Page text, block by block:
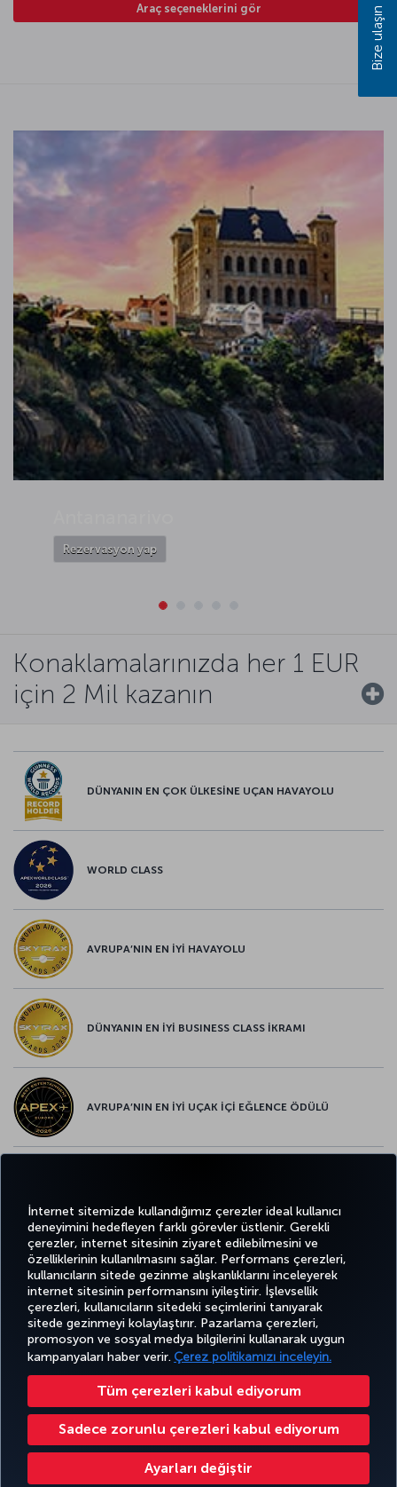
İnternet sitemizde kullandığımız çerezler ideal kullanıcı
deneyimini hedefleyen farklı görevler üstlenir. Gerekli
çerezler, internet sitesinin ziyaret edilebilmesini ve
özelliklerinin kullanılmasını sağlar. Performans çerezleri,
kullanıcıların sitede gezinme alışkanlıklarını inceleyerek
internet sitesinin performansını iyileştirir. İşlevsellik
çerezleri, kullanıcıların sitedeki seçimlerini tanıyarak
sitede gezinmeyi kolaylaştırır. Pazarlama çerezleri,
promosyon ve sosyal medya bilgilerini kullanarak uygun
kampanyaları haber verir. Çerez politikamızı inceleyin.
Tüm çerezleri kabul ediyorum
Sadece zorunlu çerezleri kabul ediyorum
Ayarları değiştir
Araç seçeneklerini gör
Rezervasyon yap
Konaklamalarınızda her 1 EUR
için 2 Mil kazanın
DÜNYANIN EN ÇOK ÜLKESİNE UÇAN HAVAYOLU
WORLD CLASS
AVRUPA’NIN EN İYİ HAVAYOLU
DÜNYANIN EN İYİ BUSINESS CLASS İKRAMI
AVRUPA’NIN EN İYİ UÇAK İÇİ EĞLENCE ÖDÜLÜ
TwitterFacebook
Instagram
YoutubeLinkedIn
TiktokBlogPinterest
BİLET
AL VE
YÖNET
DENEYİM
FIRSATLAR
VE UÇUŞ
NOKTALARI
YARDIM
TURKISH
AIRLINES
HOLIDAYS
MILES&SMILES
Bilgi Toplumu Hizmetleri Erişilebilirlik Gizlilik ve Çerez Politikası Yasal Uyarı Yolcu Hakları
Çerez Ayarlarını Değiştir
Türk Hava Yolları A.O. Her hakkı saklıdır. © 1996 - 2025
Bize ulaşın